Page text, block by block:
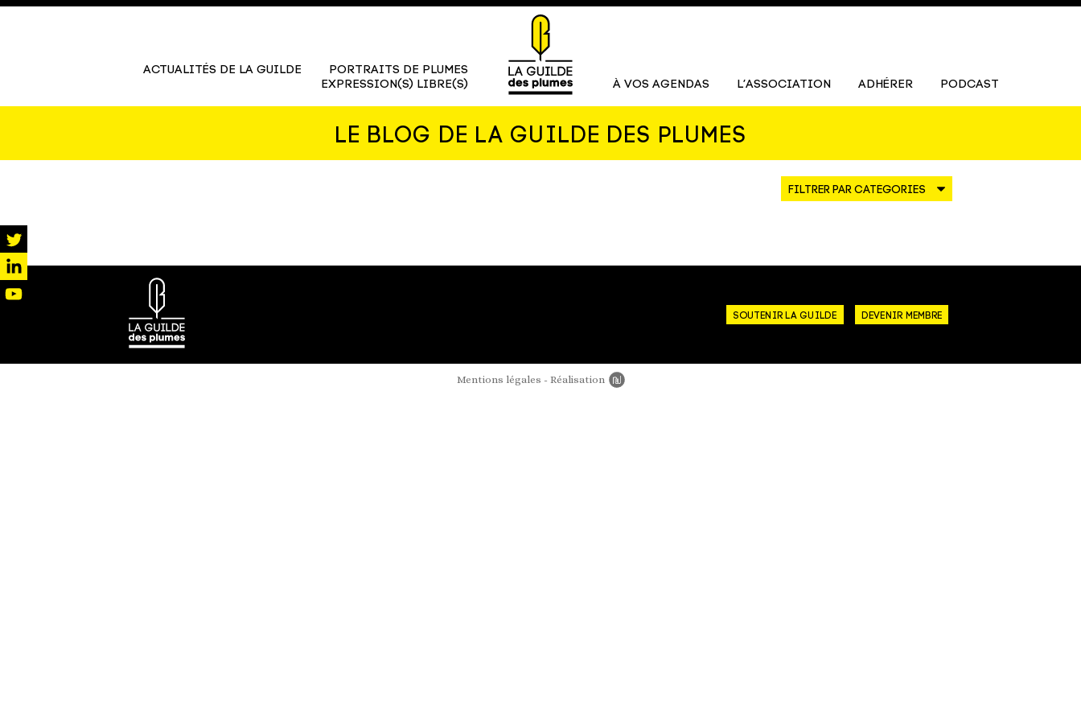
ACTUALITÉS DE LA GUILDE
PORTRAITS DE PLUMES
EXPRESSION(S) LIBRE(S)
À VOS AGENDAS L’ASSOCIATION ADHÉRER PODCAST
LE BLOG DE LA GUILDE DES PLUMES
twitter
linkedin
SOUTENIR LA GUILDE DEVENIR MEMBRE
Mentions légales Réalisation Newords